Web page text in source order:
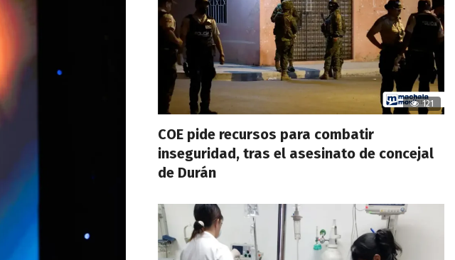
121
COE pide recursos para combatir
inseguridad, tras el asesinato de concejal
de Durán